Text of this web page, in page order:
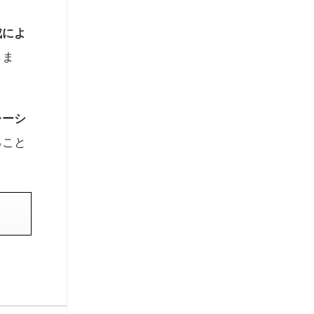
よ
シ
と